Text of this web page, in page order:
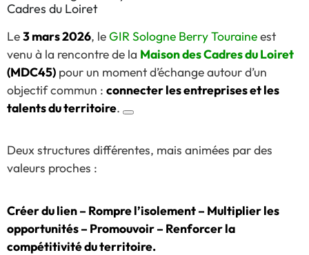
Cadres du Loiret
Le3 mars 2026, leGIR Sologne Berry Touraineest
venu à la rencontre de la Maison des Cadres du Loiret
(MDC45) pour un moment d’échange autour d’un
objectif commun : connecter les entreprises et les
talents du territoire.
Deux structures différentes, mais animées par des
valeurs proches :
Créer du lien – Rompre l’isolement – Multiplier les
opportunités – Promouvoir – Renforcer la
compétitivité du territoire.